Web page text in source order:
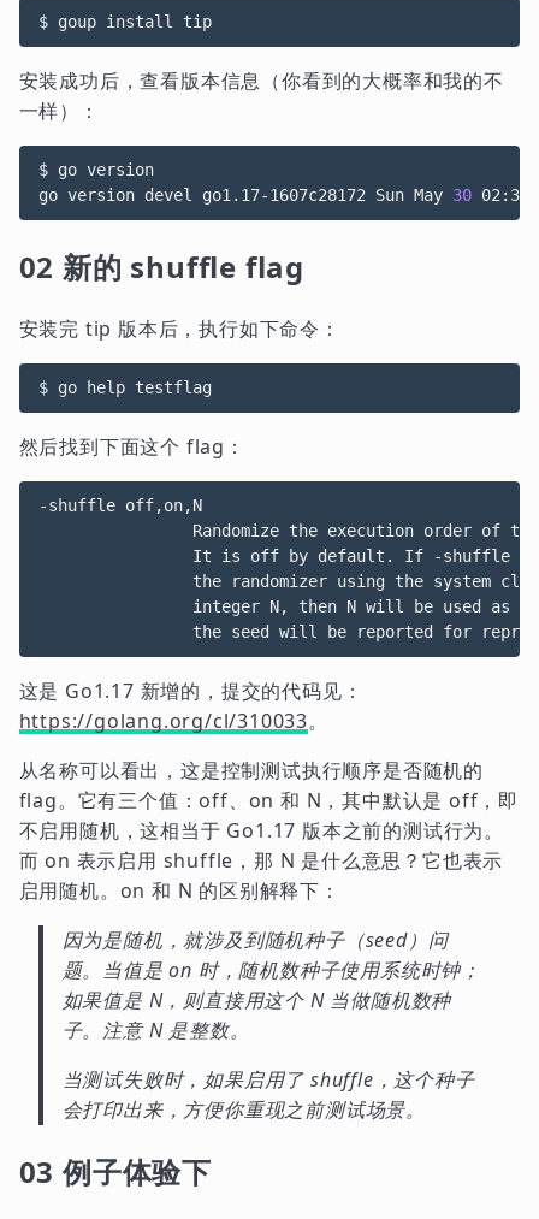
$ goup install tip
安装成功后，查看版本信息（你看到的大概率和我的不
一样）：
$ go version
go version devel go1.17-1607c28172 Sun May 30
02 新的 shuffle flag
安装完 tip 版本后，执行如下命令：
$ go help testflag
然后找到下面这个 flag：
-shuffle off,on,N
这是 Go1.17 新增的，提交的代码见：
https://golang.org/cl/310033。
从名称可以看出，这是控制测试执行顺序是否随机的
flag。它有三个值：off、on 和 N，其中默认是 off，即
不启用随机，这相当于 Go1.17 版本之前的测试行为。
而 on 表示启用 shuffle，那 N 是什么意思？它也表示
启用随机。on 和 N 的区别解释下：
因为是随机，就涉及到随机种子（seed）问
题。当值是 on 时，随机数种子使用系统时钟；
如果值是 N，则直接用这个 N 当做随机数种
子。注意 N 是整数。
当测试失败时，如果启用了 shuffle，这个种子
会打印出来，方便你重现之前测试场景。
03 例子体验下